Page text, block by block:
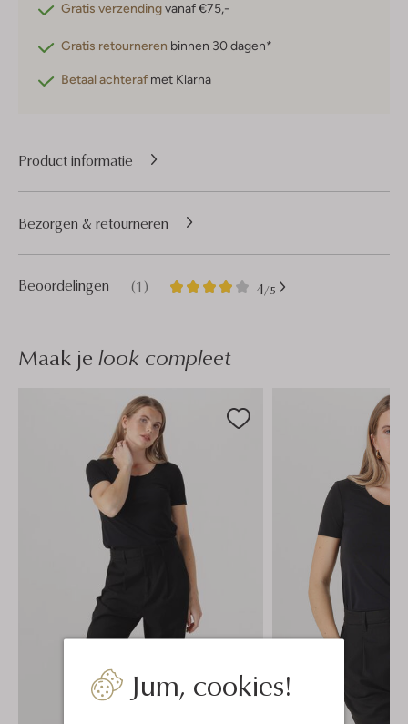
Jum, cookies!
Gratis verzendingvanaf €75,-
Gratis retourneren binnen 30 dagen*
Betaal achteraf met Klarna
Product informatie
Beoordelingen (1) 4/5
1
4
Bezorgen & retourneren
Maak je look compleet